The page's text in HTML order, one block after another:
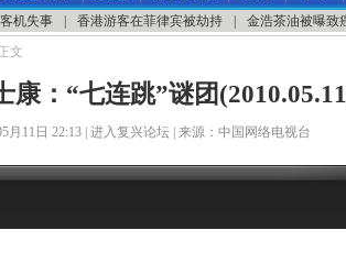
机失事 | 香港游客在菲律宾被劫持 | 金浩茶油被曝致
文
康：“七连跳”谜团
月11日 22:13 | 进入复兴论坛 | 来源：中国网络电视台